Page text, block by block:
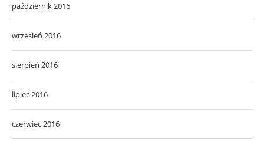
październik 2016
wrzesień 2016
sierpień 2016
lipiec 2016
czerwiec 2016